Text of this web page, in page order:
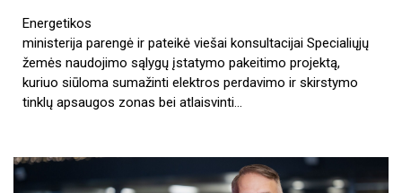
Energetikos
ministerija parengė ir pateikė viešai konsultacijai Specialiųjų
žemės naudojimo sąlygų įstatymo pakeitimo projektą,
kuriuo siūloma sumažinti elektros perdavimo ir skirstymo
tinklų apsaugos zonas bei atlaisvinti…